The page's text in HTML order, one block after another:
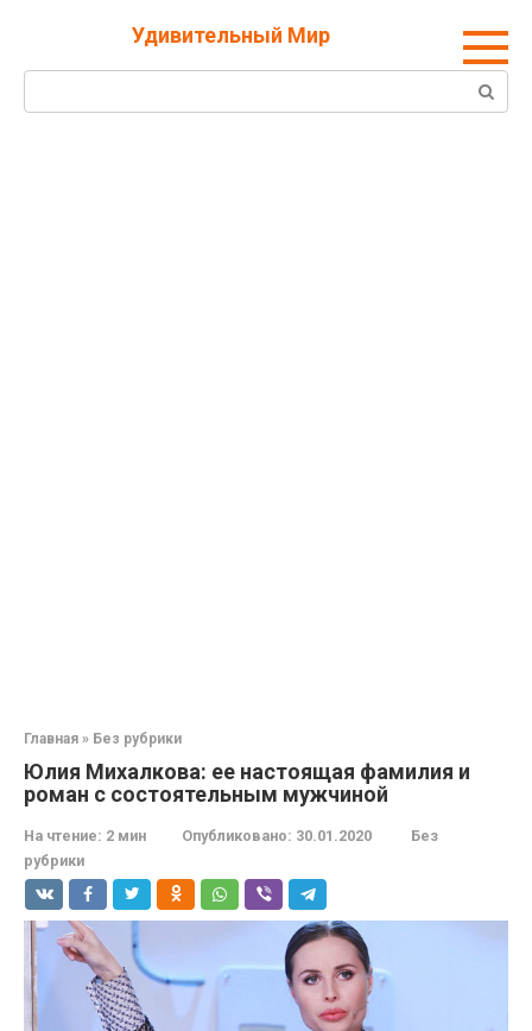
Удивительный Мир
Поиск:
Главная » Без рубрики
Юлия Михалкова: ее настоящая фамилия и
роман с состоятельным мужчиной
На чтение: 2 мин Опубликовано: 30.01.2020
Без
рубрики